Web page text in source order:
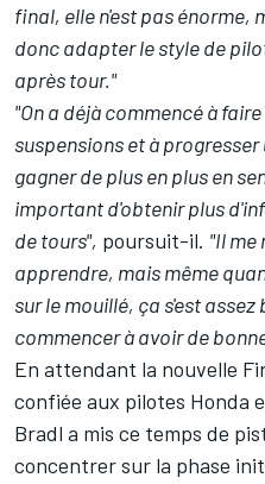
final, elle n'est pas énorme,
donc adapter le style de
après tour."
"On a déjà commencé à
suspensions et à progresser
gagner de plus en plus en
important d'obtenir plus
de tours", poursuit-il. "Il me
apprendre, mais même
sur le mouillé, ça s'est
commencer à avoir de
En attendant la nouvelle
confiée aux pilotes Honda
Bradl a mis ce temps de
concentrer sur la phase